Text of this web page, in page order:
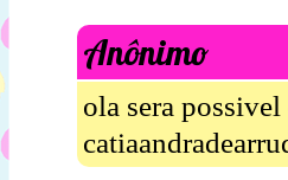
Anônimo
ola sera